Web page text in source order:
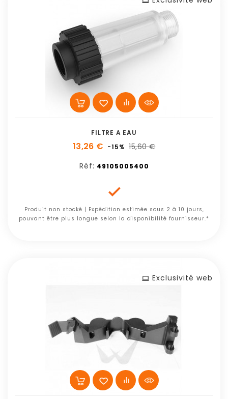
FILTRE A EAU
13,26 € -15% 15,60 €
Réf: 49105005400

Produit non stocké | Expédition estimée sous 2 à 10 jours,
pouvant être plus longue selon la disponibilité fournisseur.*
Exclusivité web